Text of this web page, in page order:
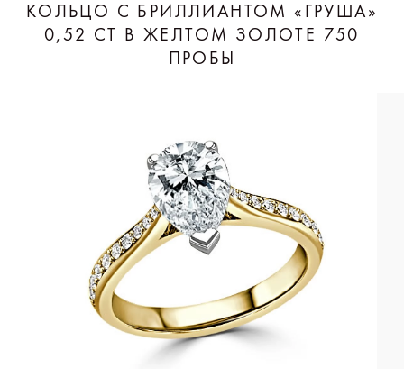
КОЛЬЦО С БРИЛЛИАНТОМ «ГРУША»
0,52 CT В ЖЕЛТОМ ЗОЛОТЕ 750
ПРОБЫ